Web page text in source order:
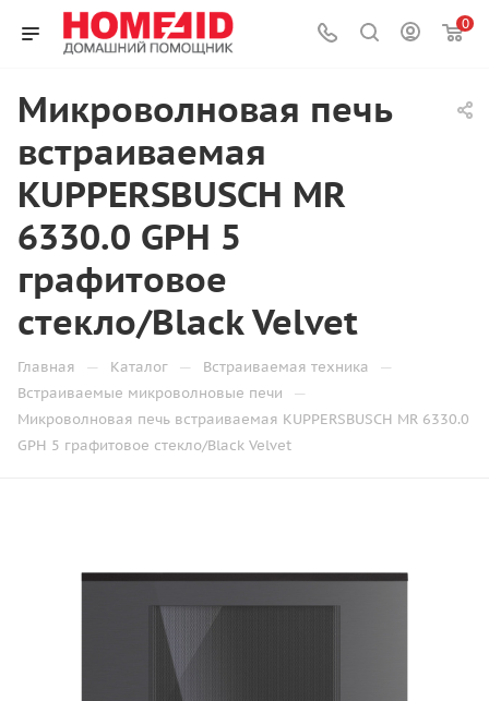
0
Микроволновая печь
встраиваемая
KUPPERSBUSCH MR
6330.0 GPH 5
графитовое
стекло/Black Velvet
Главная — Каталог — Встраиваемая техника —
Встраиваемые микроволновые печи —
Микроволновая печь встраиваемая KUPPERSBUSCH MR 6330.0
GPH 5 графитовое стекло/Black Velvet